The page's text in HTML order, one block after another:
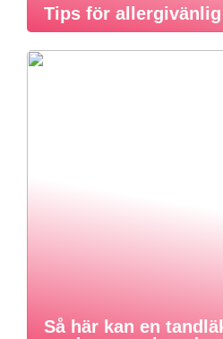
Tips för
Så här kan en